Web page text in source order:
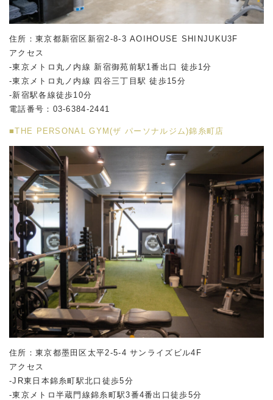
住所：東京都新宿区新宿2-8-3 AOIHOUSE SHINJUKU3F
アクセス
-東京メトロ丸ノ内線 新宿御苑前駅1番出口 徒歩1分
-東京メトロ丸ノ内線 四谷三丁目駅 徒歩15分
-新宿駅各線徒歩10分
電話番号：03-6384-2441
■THE PERSONAL GYM(ザ パーソナルジム)錦糸町店
住所：東京都墨田区太平2-5-4 サンライズビル4F
アクセス
-JR東日本錦糸町駅北口徒歩5分
-東京メトロ半蔵門線錦糸町駅3番4番出口徒歩5分